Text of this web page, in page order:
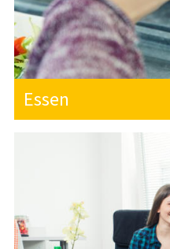
RECHTSBERATUNG
Essen